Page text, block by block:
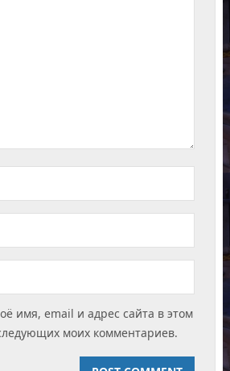
имя, email и адрес сайта в этом
моих комментариев.